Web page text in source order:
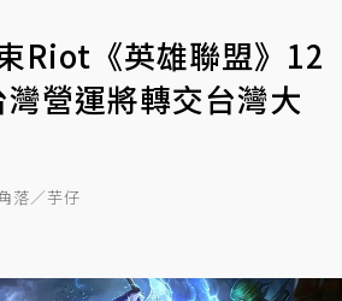
Riot《英雄聯盟》12
營運將轉交台灣大
落／芋仔